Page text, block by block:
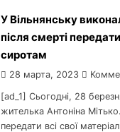
У Вільнянську
після смерті
сиротам
28 марта, 2023
[ad_1] Сьогодні, 28
жителька Антоніна
передати всі свої